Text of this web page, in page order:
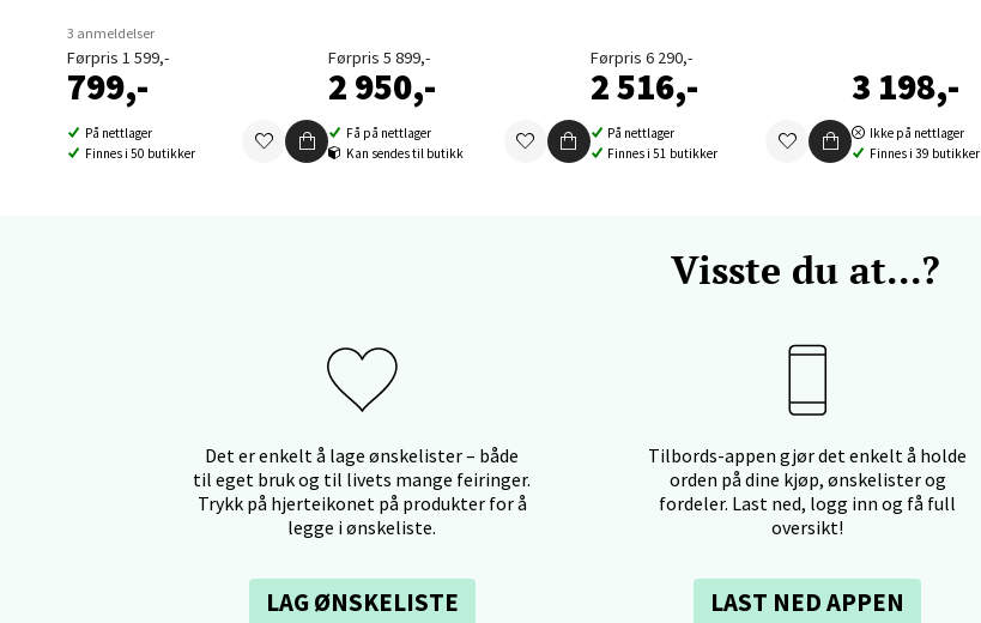
3 anmeldelser
Førpris 1 599,-
799,-
På nettlager
Finnes i 50 butikker
Førpris 5 899,-
2 950,-
Få på nettlager
Kan sendes til butikk
Førpris 6 290,-
2 516,-
På nettlager
Finnes i 51 butikker
3 198,-
Ikke på nettlager
Finnes i 39 butikker
Visste du at...?
Det er enkelt å lage ønskelister – både
til eget bruk og til livets mange feiringer.
Trykk på hjerteikonet på produkter for å
legge i ønskeliste.
LAG ØNSKELISTE
Tilbords-appen gjør det enkelt å holde
orden på dine kjøp, ønskelister og
fordeler. Last ned, logg inn og få full
oversikt!
LAST NED APPEN
Fridtjof Nansensgate 22, 8622 Mo i Rana
Åpent i dag 09-19
0 i butikk
Ålesund - Thon Senter Moa
Molde - Moldetorget